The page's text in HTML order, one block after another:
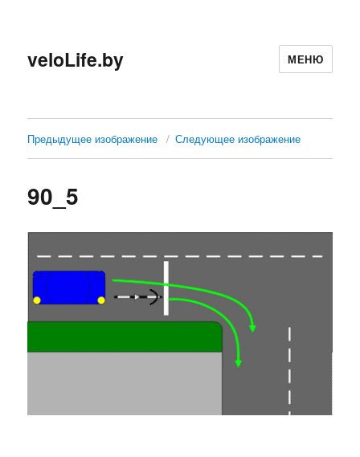
veloLife.by МЕНЮ
Предыдущее изображение Следующее изображение
90_5